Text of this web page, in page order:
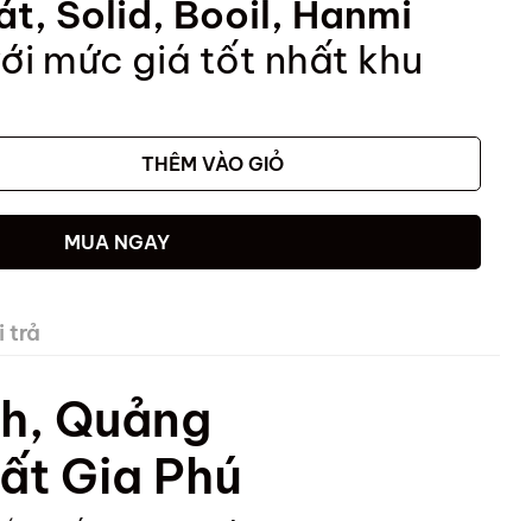
Solid, Booil, Hanmi
mức giá tốt nhất khu
THÊM VÀO GIỎ
MUA NGAY
trả
Quảng
Gia Phú